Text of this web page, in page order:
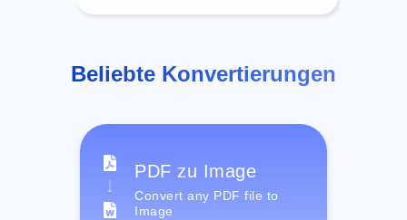
Beliebte Konvertierungen
PDF zu Image
Convert any PDF file to
Image